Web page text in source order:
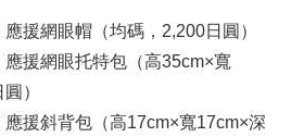
援網眼帽（均碼，2,200日圓）
援網眼托特包（高35cm×寬
）
援斜背包（高17cm×寬17cm×深